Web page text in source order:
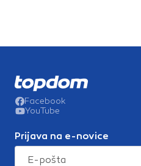
Facebook
YouTube
Prijava na e-novice